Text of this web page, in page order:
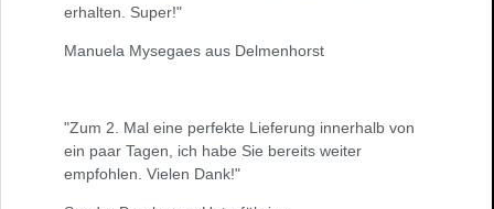
erhalten. Super!"
Manuela Mysegaes aus Delmenhorst
"Zum 2. Mal eine perfekte Lieferung innerhalb von
ein paar Tagen, ich habe Sie bereits weiter
empfohlen. Vielen Dank!"